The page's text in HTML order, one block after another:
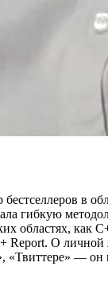
в
гибкую
областях,
О личной
— он